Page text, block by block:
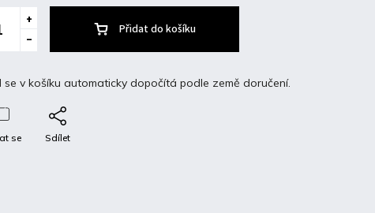
Přidat do košíku
se v košíku automaticky dopočítá podle země doručení.
se Sdílet